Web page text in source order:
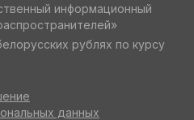
информационный
рублях по курсу
данных